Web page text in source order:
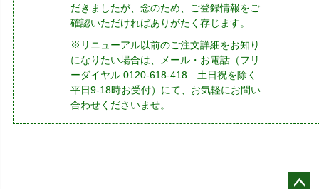
だきましたが、念のため、ご登録情報をご
確認いただければありがたく存じます。
※リニューアル以前のご注文詳細をお知り
になりたい場合は、メール・お電話（フリ
ーダイヤル 0120-618-418 土日祝を除く
平日9-18時お受付）にて、お気軽にお問い
合わせくださいませ。